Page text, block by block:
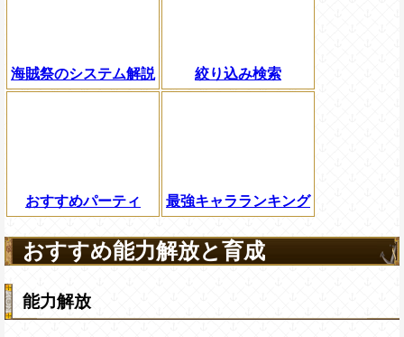
海賊祭のシステム解説 絞り込み検索
おすすめパーティ 最強キャラランキング
おすすめ能力解放と育成
能力解放